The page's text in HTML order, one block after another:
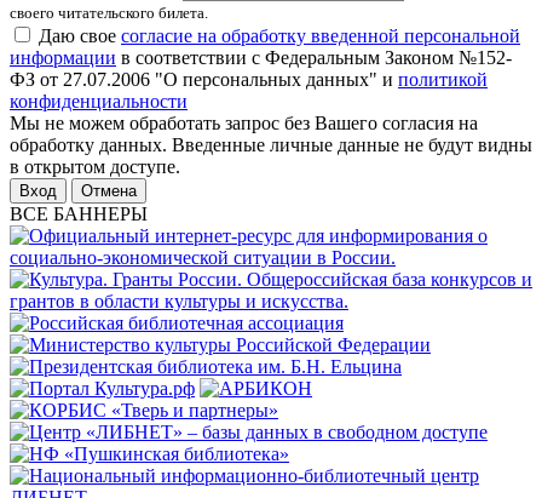
своего читательского билета.
Даю свое согласие на обработку введенной персональной
информации в соответствии с Федеральным Законом №152-
ФЗ от 27.07.2006 "О персональных данных" и политикой
конфиденциальности
Мы не можем обработать запрос без Вашего согласия на
обработку данных. Введенные личные данные не будут видны
в открытом доступе.
Отмена
ВСЕ БАННЕРЫ